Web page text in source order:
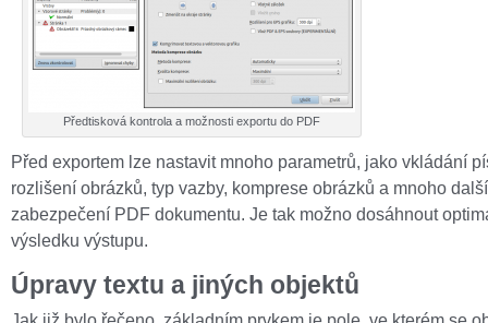
Předtisková kontrola a možnosti exportu do PDF
Před exportem lze nastavit mnoho parametrů, jako vkládání
rozlišení obrázků, typ vazby, komprese obrázků a mnoho
zabezpečení PDF dokumentu. Je tak možno dosáhnout
výsledku výstupu.
Úpravy textu a jiných objektů